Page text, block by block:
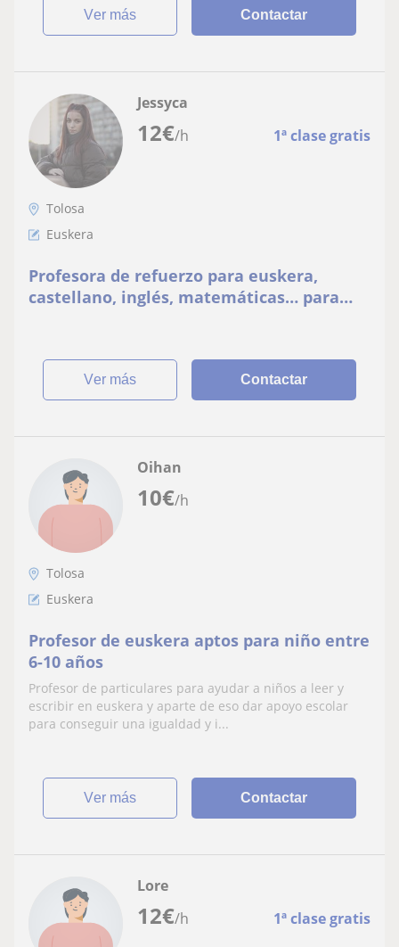
ver más Contactar
12€/h 1ª clase gratis
Jessyca
Tolosa
Euskera
Profesora de refuerzo para euskera,
castellano, inglés, matemáticas… para
ver más Contactar
10€/h
Oihan
Tolosa
Euskera
Profesor de euskera aptos para niño entre
6-10 años
Profesor de particulares para ayudar a niños a leer y
escribir en euskera y aparte de eso dar apoyo escolar
para conseguir una igualdad y i...
ver más Contactar
12€/h 1ª clase gratis
Lore